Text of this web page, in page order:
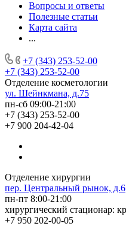
Вопросы и ответы
Полезные статьи
Карта сайта
...
+7 (343) 253-52-00
+7 (343) 253-52-00
Отделение косметологии
ул. Шейнкмана, д.75
пн-сб 09:00-21:00
+7 (343) 253-52-00
+7 900 204-42-04
Отделение хирургии
пер. Центральный рынок, д.6
пн-пт 8:00-21:00
хирургический стационар:
+7 950 202-00-05